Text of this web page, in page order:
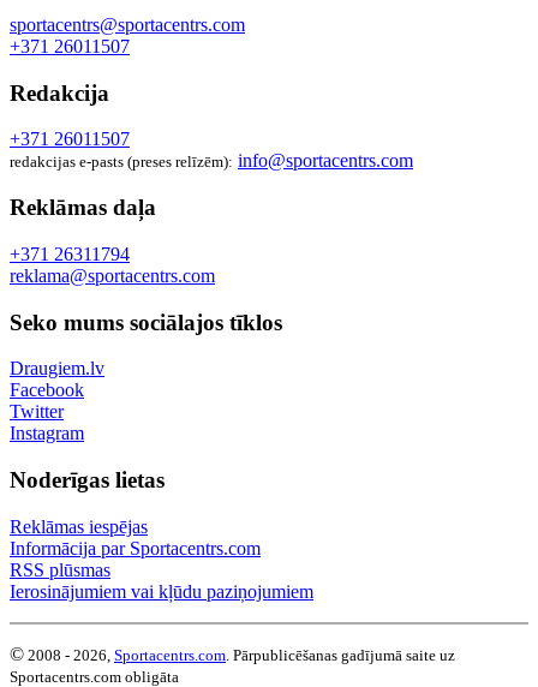
sportacentrs@sportacentrs.com
+371 26011507
Redakcija
+371 26011507
redakcijas e-pasts (preses relīzēm): info@sportacentrs.com
Reklāmas daļa
+371 26311794
reklama@sportacentrs.com
Seko mums sociālajos tīklos
Draugiem.lv
Facebook
Twitter
Instagram
Noderīgas lietas
Reklāmas iespējas
Informācija par Sportacentrs.com
RSS plūsmas
Ierosinājumiem vai kļūdu paziņojumiem
© 2008 - 2026, Sportacentrs.com . Pārpublicēšanas gadījumā saite uz
Sportacentrs.com obligāta